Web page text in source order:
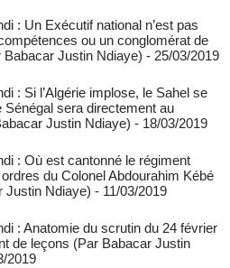
: Un Exécutif national n’est pas
ou un conglomérat de
Justin Ndiaye) - 25/03/2019
: Si l’Algérie implose, le Sahel se
Sénégal sera directement au
Justin Ndiaye) - 18/03/2019
: Où est cantonné le régiment
du Colonel Abdourahim Kébé
Justin Ndiaye) - 11/03/2019
: Anatomie du scrutin du 24 février
de leçons (Par Babacar Justin
2019